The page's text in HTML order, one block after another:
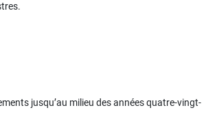
jusqu’au milieu des années quatre-vingt-